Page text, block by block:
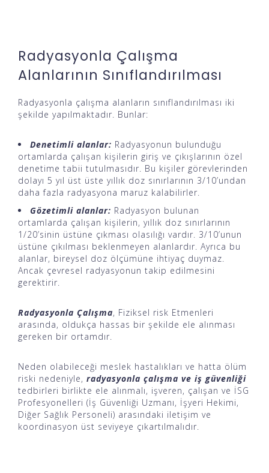
Radyasyonla Çalışma
Alanlarının Sınıflandırılması
Radyasyonla çalışma alanların sınıflandırılması iki
şekilde yapılmaktadır. Bunlar:
Denetimli alanlar: Radyasyonun bulunduğu
ortamlarda çalışan kişilerin giriş ve çıkışlarının özel
denetime tabii tutulmasıdır. Bu kişiler görevlerinden
dolayı 5 yıl üst üste yıllık doz sınırlarının 3/10’undan
daha fazla radyasyona maruz kalabilirler.
Gözetimli alanlar: Radyasyon bulunan
ortamlarda çalışan kişilerin, yıllık doz sınırlarının
1/20’sinin üstüne çıkması olasılığı vardır. 3/10’unun
üstüne çıkılması beklenmeyen alanlardır. Ayrıca bu
alanlar, bireysel doz ölçümüne ihtiyaç duymaz.
Ancak çevresel radyasyonun takip edilmesini
gerektirir.
Radyasyonla Çalışma, Fiziksel risk Etmenleri
arasında, oldukça hassas bir şekilde ele alınması
gereken bir ortamdır.
Neden olabileceği meslek hastalıkları ve hatta ölüm
riski nedeniyle, radyasyonla çalışma ve iş güvenliği
tedbirleri birlikte ele alınmalı, işveren, çalışan ve İSG
Profesyonelleri (İş Güvenliği Uzmanı, İşyeri Hekimi,
Diğer Sağlık Personeli) arasındaki iletişim ve
koordinasyon üst seviyeye çıkartılmalıdır.